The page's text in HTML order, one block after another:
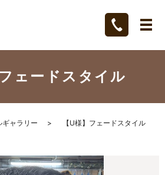
ェードスタイル
ギャラリー 【U様】フェードスタイル